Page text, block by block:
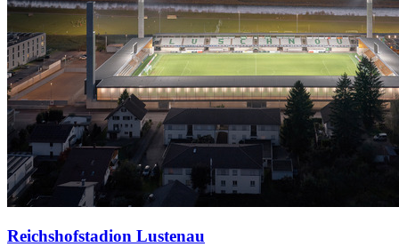
Reichshofstadion Lustenau